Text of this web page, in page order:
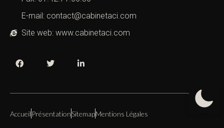
E-mail: contact@cabinetaci.com
Site web: www.cabinetaci.com
Accueil PrésentationSitemapMentions Légales